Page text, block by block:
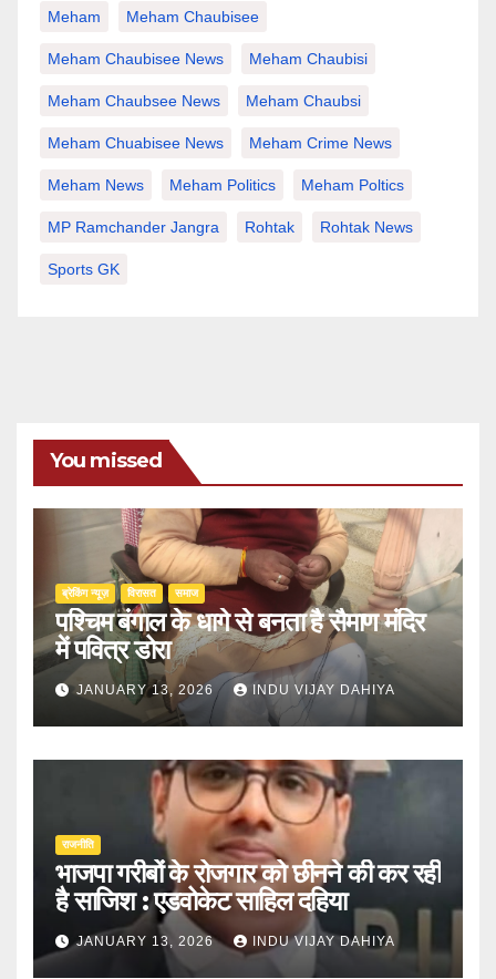
Meham Meham Chaubisee
Meham Chaubisee News Meham Chaubisi
Meham Chaubsee News Meham Chaubsi
Meham Chuabisee News Meham Crime News
Meham News Meham Politics Meham Poltics
MP Ramchander Jangra Rohtak Rohtak News
Sports GK
You missed
ब्रेकिंग न्यूज़ ‍‍विरासत समाज
पश्चिम बंगाल के धागे से बनता है सैमाण मंदिर
में पवित्र डोरा
JANUARY 13, 2026 INDU VIJAY DAHIYA
राजनीति
भाजपा गरीबों के रोजगार को छीनने की कर रही
है साजिश : एडवोकेट साहिल दहिया
JANUARY 13, 2026 INDU VIJAY DAHIYA